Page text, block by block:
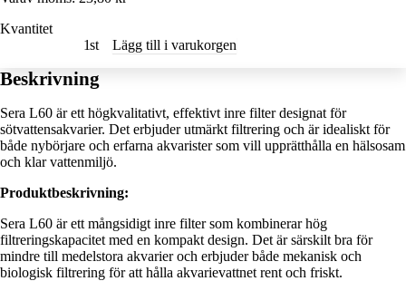
Kvantitet
st
Lägg till i varukorgen
Beskrivning
Sera L60 är ett högkvalitativt, effektivt inre filter designat för
sötvattensakvarier. Det erbjuder utmärkt filtrering och är idealiskt för
både nybörjare och erfarna akvarister som vill upprätthålla en hälsosam
och klar vattenmiljö.
Produktbeskrivning:
Sera L60 är ett mångsidigt inre filter som kombinerar hög
filtreringskapacitet med en kompakt design. Det är särskilt bra för
mindre till medelstora akvarier och erbjuder både mekanisk och
biologisk filtrering för att hålla akvarievattnet rent och friskt.